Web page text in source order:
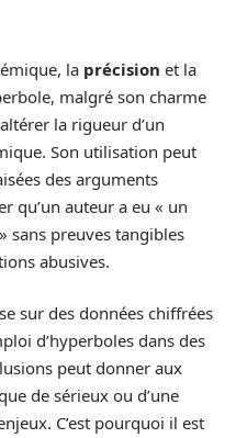
la précision et la
malgré son charme
la rigueur d’un
Son utilisation peut
des arguments
qu’un auteur a eu « un
sans preuves tangibles
abusives.
sur des données chiffrées
d’hyperboles dans des
peut donner aux
de sérieux ou d’une
C’est pourquoi il est